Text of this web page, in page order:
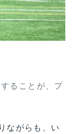
ることが、プ
ながらも、い